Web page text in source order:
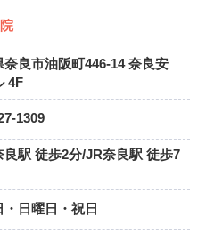
奈良市油阪町446-14 奈良安
4F
1309
良駅 徒歩2分/JR奈良駅 徒歩7
・日曜日・祝日